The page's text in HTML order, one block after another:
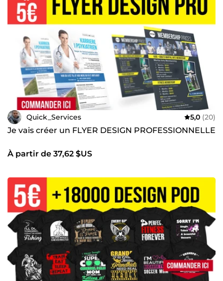
Quick_Services 5,0 (20)
Je vais créer un FLYER DESIGN PROFESSIONNELLE
À partir de 37,62 $US